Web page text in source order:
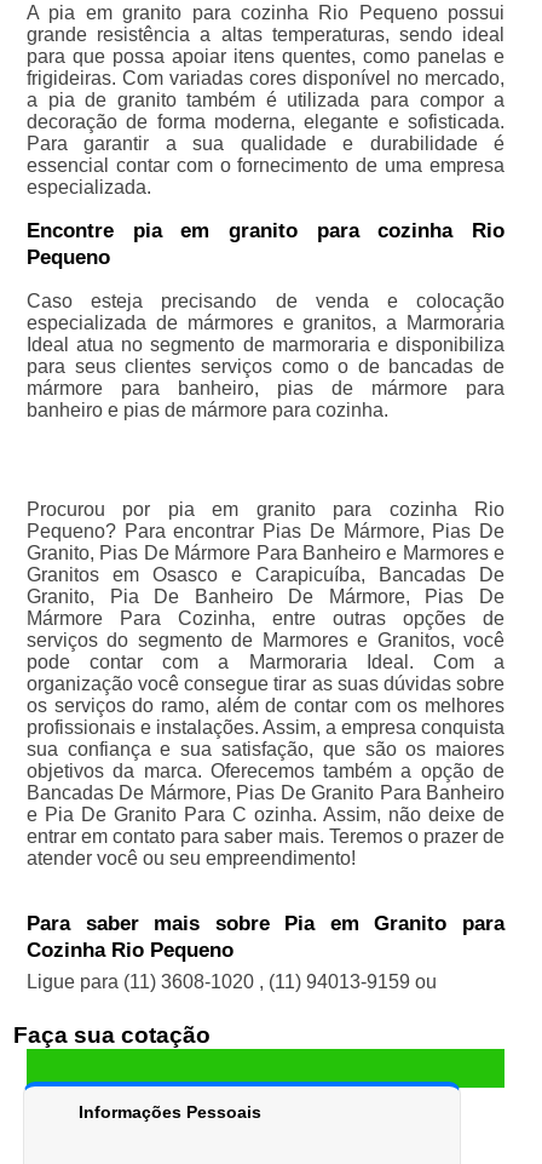
A pia em granito para cozinha Rio Pequeno possui
grande resistência a altas temperaturas, sendo ideal
para que possa apoiar itens quentes, como panelas e
frigideiras. Com variadas cores disponível no mercado,
a pia de granito também é utilizada para compor a
decoração de forma moderna, elegante e sofisticada.
Para garantir a sua qualidade e durabilidade é
essencial contar com o fornecimento de uma empresa
especializada.
Encontre pia em granito para cozinha Rio
Pequeno
Caso esteja precisando de venda e colocação
especializada de mármores e granitos, a Marmoraria
Ideal atua no segmento de marmoraria e disponibiliza
para seus clientes serviços como o de bancadas de
mármore para banheiro, pias de mármore para
banheiro e pias de mármore para cozinha.
Procurou por pia em granito para cozinha Rio
Pequeno? Para encontrar Pias De Mármore, Pias De
Granito, Pias De Mármore Para Banheiro e Marmores e
Granitos em Osasco e Carapicuíba, Bancadas De
Granito, Pia De Banheiro De Mármore, Pias De
Mármore Para Cozinha, entre outras opções de
serviços do segmento de Marmores e Granitos, você
pode contar com a Marmoraria Ideal. Com a
organização você consegue tirar as suas dúvidas sobre
os serviços do ramo, além de contar com os melhores
profissionais e instalações. Assim, a empresa conquista
sua confiança e sua satisfação, que são os maiores
objetivos da marca. Oferecemos também a opção de
Bancadas De Mármore, Pias De Granito Para Banheiro
e Pia De Granito Para C ozinha. Assim, não deixe de
entrar em contato para saber mais. Teremos o prazer de
atender você ou seu empreendimento!
Para saber mais sobre Pia em Granito para
Cozinha Rio Pequeno
Ligue para (11) 3608-1020 , (11) 94013-9159 ou
Faça sua cotação
Informações Pessoais